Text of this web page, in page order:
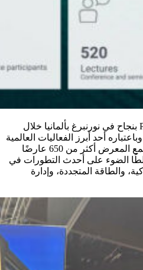
عُقد معرض PCIM Europe 2026 بنجاح في نورنبرغ بألمانيا خلال
من 9 إلى 11 يونيو 2026. وباعتباره أحد أبرز الفعاليات العالمية
في مجال إلكترونيات القدرة، جمع المعرض أكثر من 650 عارضًا
مسلطًا الضوء على أحدث التطورات في
والطاقة المتجددة، وإدارة